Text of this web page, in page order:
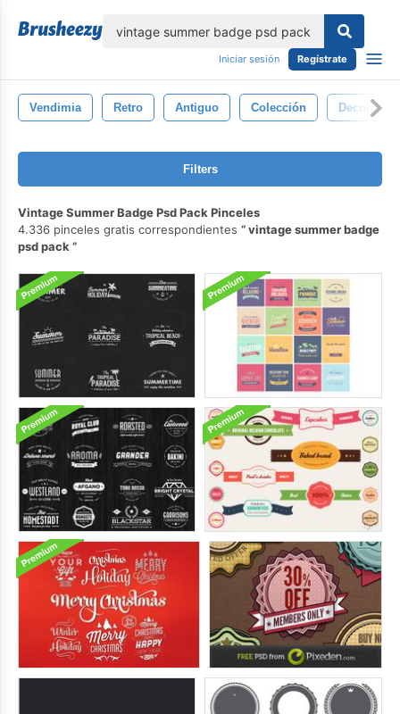
Iniciar sesión Regístrate
Vendimia Retro Antiguo Colección Decorativo
Filters
Vintage Summer Badge Psd Pack Pinceles
4.336 pinceles gratis correspondientes
vintage summer badge
psd pack